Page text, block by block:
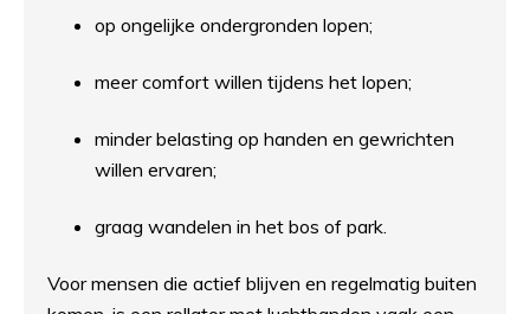
op ongelijke ondergronden lopen;
meer comfort willen tijdens het lopen;
minder belasting op handen en gewrichten
willen ervaren;
graag wandelen in het bos of park.
Voor mensen die actief blijven en regelmatig buiten